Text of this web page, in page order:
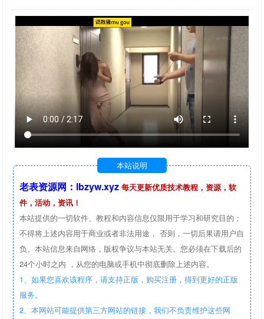
本站说明
老表资源网：lbzyw.xyz 每天更新优质技术教程，资源，软
件，活动，资讯！
本站提供的一切软件、教程和内容信息仅限用于学习和研究目的；
不得将上述内容用于商业或者非法用途， 否则，一切后果请用户自
负。本站信息来自网络，版权争议与本站无关。您必须在下载后的
24个小时之内 ，从您的电脑或手机中彻底删除上述内容。
1、如果您喜欢该程序，请支持正版，购买注册，得到更好的正版
服务。
2、本网站可能提供第三方网站的链接，我们不负责维护这些网